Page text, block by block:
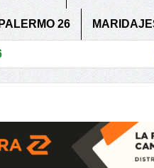
PALERMO 26
Estratégica
Aapresid
Se presento una